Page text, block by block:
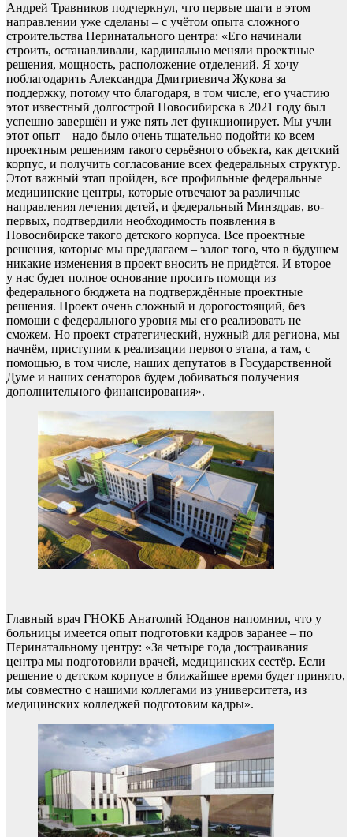
Андрей Травников подчеркнул, что первые шаги в этом
направлении уже сделаны – с учётом опыта сложного
строительства Перинатального центра: «Его начинали
строить, останавливали, кардинально меняли проектные
решения, мощность, расположение отделений. Я хочу
поблагодарить Александра Дмитриевича Жукова за
поддержку, потому что благодаря, в том числе, его участию
этот известный долгострой Новосибирска в 2021 году был
успешно завершён и уже пять лет функционирует. Мы учли
этот опыт – надо было очень тщательно подойти ко всем
проектным решениям такого серьёзного объекта, как детский
корпус, и получить согласование всех федеральных структур.
Этот важный этап пройден, все профильные федеральные
медицинские центры, которые отвечают за различные
направления лечения детей, и федеральный Минздрав, во-
первых, подтвердили необходимость появления в
Новосибирске такого детского корпуса. Все проектные
решения, которые мы предлагаем – залог того, что в будущем
никакие изменения в проект вносить не придётся. И второе –
у нас будет полное основание просить помощи из
федерального бюджета на подтверждённые проектные
решения. Проект очень сложный и дорогостоящий, без
помощи с федерального уровня мы его реализовать не
сможем. Но проект стратегический, нужный для региона, мы
начнём, приступим к реализации первого этапа, а там, с
помощью, в том числе, наших депутатов в Государственной
Думе и наших сенаторов будем добиваться получения
дополнительного финансирования».
Главный врач ГНОКБ Анатолий Юданов напомнил, что у
больницы имеется опыт подготовки кадров заранее – по
Перинатальному центру: «За четыре года достраивания
центра мы подготовили врачей, медицинских сестёр. Если
решение о детском корпусе в ближайшее время будет принято,
мы совместно с нашими коллегами из университета, из
медицинских колледжей подготовим кадры».